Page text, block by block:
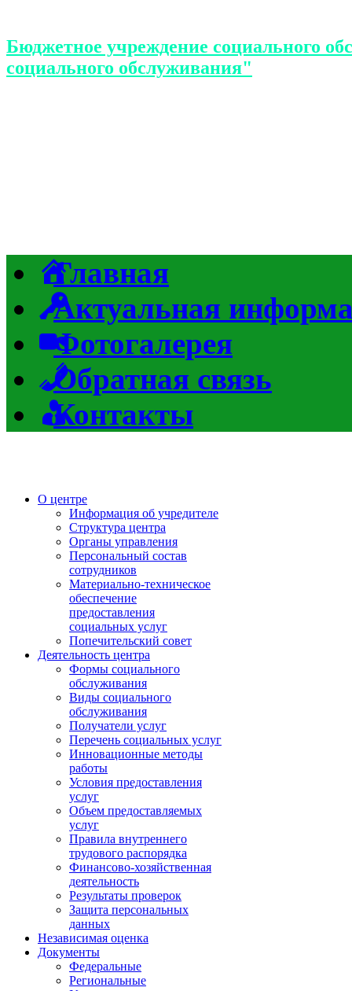
Бюджетное учреждение социального
социального обслуживания"
Главная
Актуальная
Фотогалерея
Обратная связь
Контакты
О центре
Информация об учредителе
Структура центра
Органы управления
Персональный состав
сотрудников
Материально-техническое
обеспечение
предоставления
социальных услуг
Попечительский совет
Деятельность центра
Формы социального
обслуживания
Виды социального
обслуживания
Получатели услуг
Перечень социальных услуг
Инновационные методы
работы
Условия предоставления
услуг
Объем предоставляемых
услуг
Правила внутреннего
трудового распорядка
Финансово-хозяйственная
деятельность
Результаты проверок
Защита персональных
данных
Независимая оценка
Документы
Федеральные
Региональные